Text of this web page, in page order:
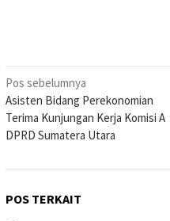
Navigasi
pos
Pos sebelumnya
Asisten Bidang Perekonomian
Terima Kunjungan Kerja Komisi A
DPRD Sumatera Utara
POS TERKAIT